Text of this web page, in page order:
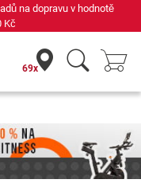
Již 42 let
69x